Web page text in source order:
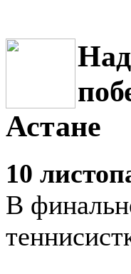
Астане
10
В